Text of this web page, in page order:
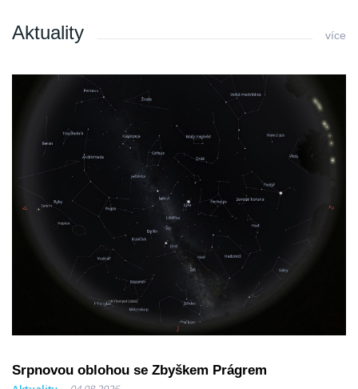
Aktuality více
Srpnovou oblohou se Zbyškem Prágrem